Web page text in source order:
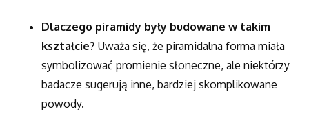
Dlaczego piramidy były budowane w takim
kształcie? Uważa się, że piramidalna forma miała
symbolizować promienie słoneczne, ale niektórzy
badacze sugerują inne, bardziej skomplikowane
powody.